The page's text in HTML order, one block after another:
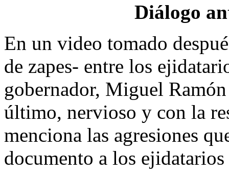
Diálogo
En un video tomado
de zapes- entre los
gobernador, Miguel
último, nervioso y con la
menciona las agresiones
documento a los